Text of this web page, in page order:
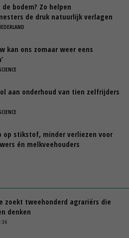
bodem? Zo helpen
de druk natuurlijk verlagen
kan ons zomaar weer eens
aan onderhoud van tien zelfrijders
op stikstof, minder verliezen voor
én melkveehouders
zoekt tweehonderd agrariërs die
denken